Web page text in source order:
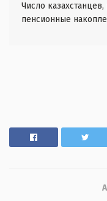
Число
пенсионные